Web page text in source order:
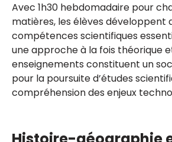
Avec 1h30 hebdomadaire pour
matières, les élèves développent
compétences scientifiques
une approche à la fois théorique
enseignements constituent un
pour la poursuite d’études
compréhension des enjeux